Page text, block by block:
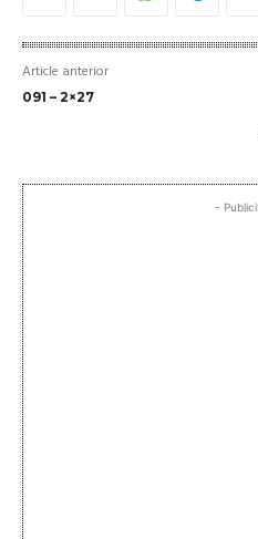
Article anterior
091 – 2×27
-